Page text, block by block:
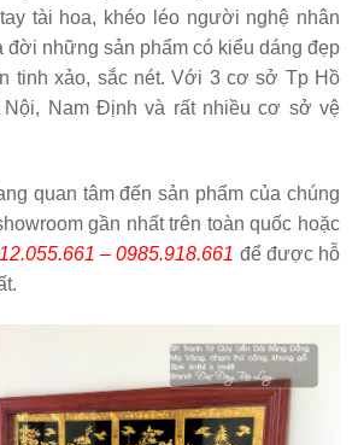
tài hoa, khéo léo người nghệ nhân
đời những sản phẩm có kiểu dáng đẹp
tinh xảo, sắc nét. Với 3 cơ sở Tp Hồ
Nội, Nam Định và rất nhiều cơ sở vệ
quan tâm đến sản phẩm của chúng
gần nhất trên toàn quốc hoặc
– 0985.918.661 để được hỗ